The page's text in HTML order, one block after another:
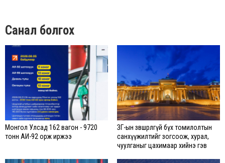
Санал болгох
Монгол Улсад 162 вагон - 9720
тонн АИ-92 орж иржээ
ЗГ-ын зөвшөөрөлгүй бүх томилолтын
санхүүжилтийг зогсоож, хурал,
чуулганыг цахимаар хийнэ гэв